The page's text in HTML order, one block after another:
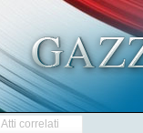
Atti correlati